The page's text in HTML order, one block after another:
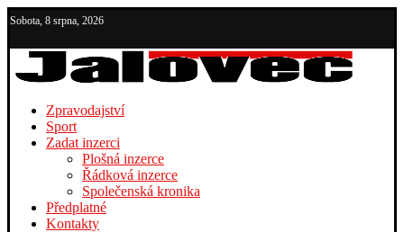
Sobota, 8 srpna, 2026
Zpravodajství
Sport
Zadat inzerci
Plošná inzerce
Řádková inzerce
Společenská kronika
Předplatné
Kontakty